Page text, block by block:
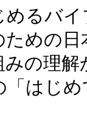
めるバ
ための
の理
はじ